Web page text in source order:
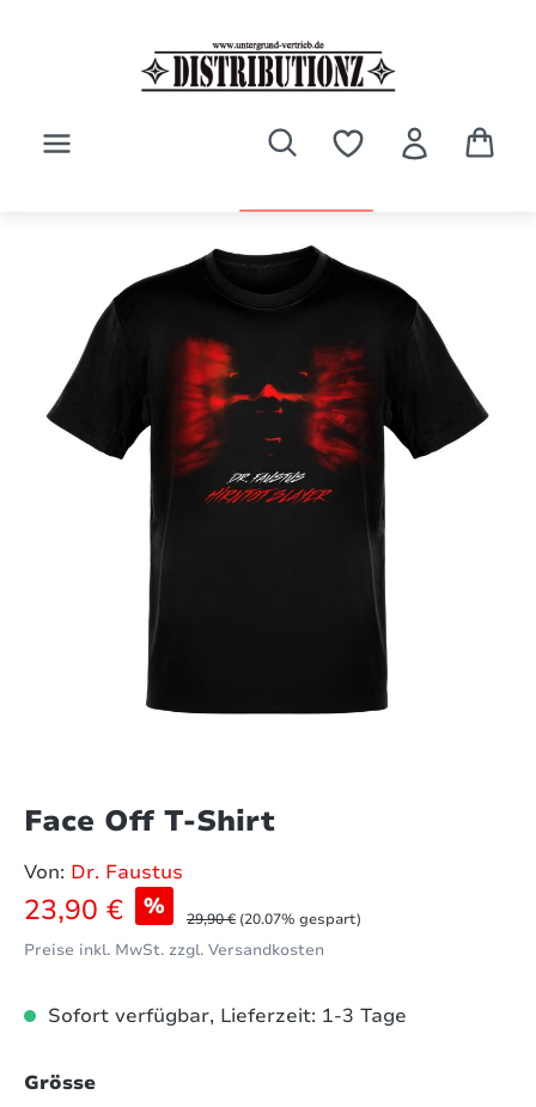
Face Off T-Shirt
Von: Dr. Faustus
Verkaufspreis:
23,90 € % Regulärer Preis:
29,90 € (20.07% gespart)
Preise inkl. MwSt. zzgl. Versandkosten
Sofort verfügbar, Lieferzeit: 1-3 Tage
Grösseauswählen